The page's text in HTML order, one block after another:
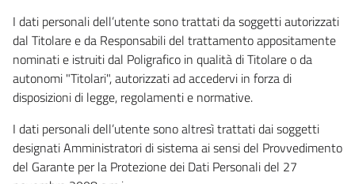
I dati personali dell’utente sono trattati da soggetti autorizzati
dal Titolare e da Responsabili del trattamento appositamente
nominati e istruiti dal Poligrafico in qualità di Titolare o da
autonomi "Titolari", autorizzati ad accedervi in forza di
disposizioni di legge, regolamenti e normative.
I dati personali dell’utente sono altresì trattati dai soggetti
designati Amministratori di sistema ai sensi del Provvedimento
del Garante per la Protezione dei Dati Personali del 27